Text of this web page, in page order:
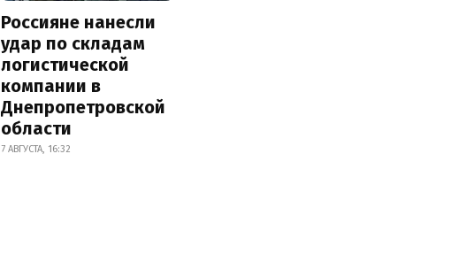
Россияне нанесли
удар по складам
логистической
компании в
Днепропетровской
области
7 АВГУСТА, 16:32